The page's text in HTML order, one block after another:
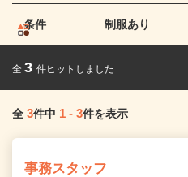
条件 制服あり
全 3 件ヒットしました
全 3件中 1 - 3件を表示
事務スタッフ